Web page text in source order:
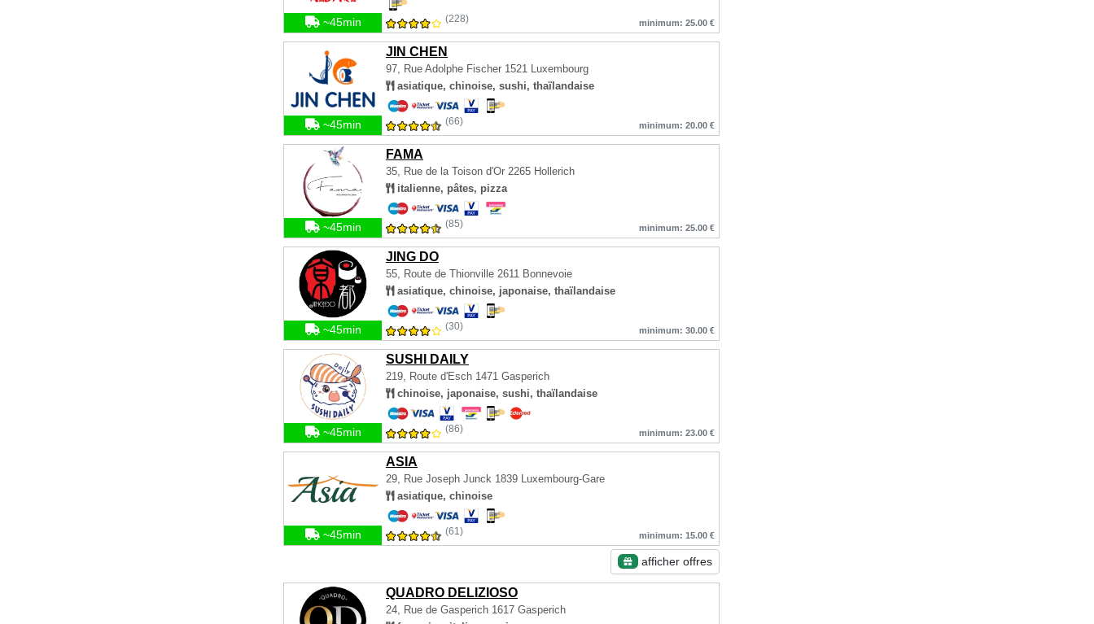
~45min (228) minimum: 25.00 €
JIN CHEN
97, Rue Adolphe Fischer 1521 Luxembourg
asiatique, chinoise, sushi, thaïlandaise
~45min (66) minimum: 20.00 €
FAMA
35, Rue de la Toison d'Or 2265 Hollerich
italienne, pâtes, pizza
~45min (85) minimum: 25.00 €
JING DO
55, Route de Thionville 2611 Bonnevoie
asiatique, chinoise, japonaise, thaïlandaise
~45min (30) minimum: 30.00 €
SUSHI DAILY
219, Route d'Esch 1471 Gasperich
chinoise, japonaise, sushi, thaïlandaise
~45min (86) minimum: 23.00 €
ASIA
29, Rue Joseph Junck 1839 Luxembourg-Gare
asiatique, chinoise
~45min (61) minimum: 15.00 €
afficher offres
QUADRO DELIZIOSO
24, Rue de Gasperich 1617 Gasperich